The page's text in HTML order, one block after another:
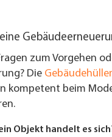
zum Vorgehen
Die
kompetent beim
Objekt handelt es